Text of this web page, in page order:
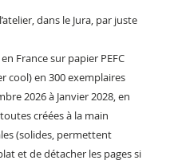
dans le Jura, par juste
France sur papier PEFC
cool) en 300 exemplaires
2026 à Janvier 2028, en
créées à la main
(solides, permettent
et de détacher les pages si